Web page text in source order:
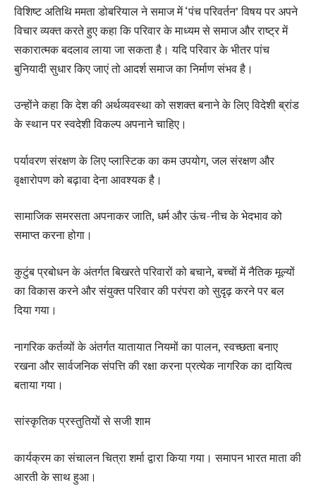
विशिष्ट अतिथि ममता डोबरियाल ने समाज में ‘पंच परिवर्तन’ विषय पर अपने
विचार व्यक्त करते हुए कहा कि परिवार के माध्यम से समाज और राष्ट्र में
सकारात्मक बदलाव लाया जा सकता है। यदि परिवार के भीतर पांच
बुनियादी सुधार किए जाएं तो आदर्श समाज का निर्माण संभव है।
उन्होंने कहा कि देश की अर्थव्यवस्था को सशक्त बनाने के लिए विदेशी ब्रांड
के स्थान पर स्वदेशी विकल्प अपनाने चाहिए।
पर्यावरण संरक्षण के लिए प्लास्टिक का कम उपयोग, जल संरक्षण और
वृक्षारोपण को बढ़ावा देना आवश्यक है।
सामाजिक समरसता अपनाकर जाति, धर्म और ऊंच-नीच के भेदभाव को
समाप्त करना होगा।
कुटुंब प्रबोधन के अंतर्गत बिखरते परिवारों को बचाने, बच्चों में नैतिक मूल्यों
का विकास करने और संयुक्त परिवार की परंपरा को सुदृढ़ करने पर बल
दिया गया।
नागरिक कर्तव्यों के अंतर्गत यातायात नियमों का पालन, स्वच्छता बनाए
रखना और सार्वजनिक संपत्ति की रक्षा करना प्रत्येक नागरिक का दायित्व
बताया गया।
सांस्कृतिक प्रस्तुतियों से सजी शाम
कार्यक्रम का संचालन चित्रा शर्मा द्वारा किया गया। समापन भारत माता की
आरती के साथ हुआ।